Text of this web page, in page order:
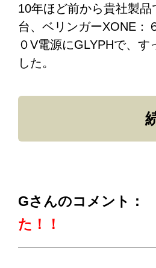
アンビリバボー!!
トルクが太くなり、パ
自分自身信じられない
もう一度言いますが、
10年ほど前から貴社製
台、ベリンガーXONE：
０V電源にGLYPHで、
した。
一方数年前から、時々低
いたのですが、AE線の
えるとは思っておらず
えず買っておいただけ
Gさんのコメント：
た！！